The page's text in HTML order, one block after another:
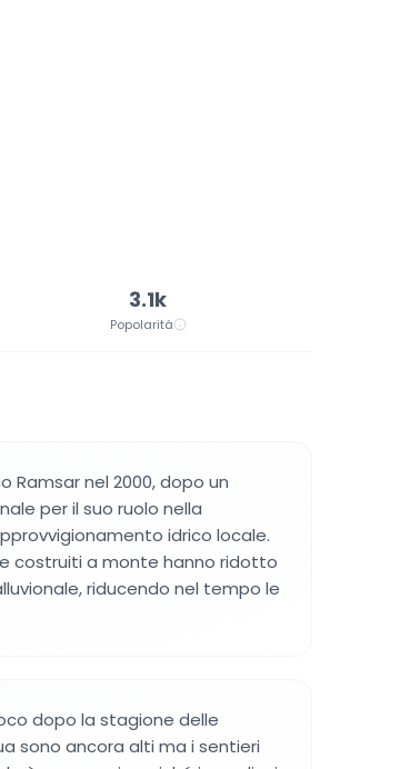
3.1k
Popolarità
Ramsar nel 2000, dopo un
per il suo ruolo nella
idrico locale.
costruiti a monte hanno ridotto
riducendo nel tempo le
dopo la stagione delle
sono ancora alti ma i sentieri